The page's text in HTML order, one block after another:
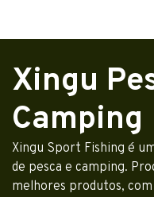
Xingu
Camping
Xingu Sport Fishing é
de pesca e camping.
melhores produtos,